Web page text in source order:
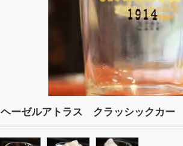
ヘーゼルアトラス クラッシックカー